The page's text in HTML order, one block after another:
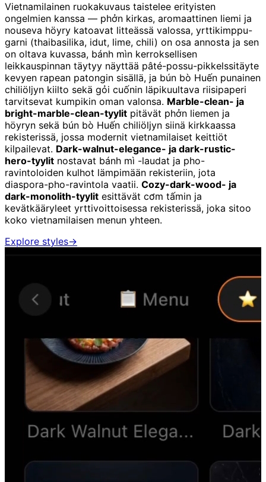
Vietnamilainen ruokakuvaus taistelee erityisten
ongelmien kanssa — phởn kirkas, aromaattinen liemi ja
nouseva höyry katoavat litteässä valossa, yrttikimppu-
garni (thaibasilika, idut, lime, chili) on osa annosta ja sen
on oltava kuvassa, bánh mìn kerroksellisen
leikkauspinnan täytyy näyttää pâté-possu-pikkelssitäyte
kevyen rapean patongin sisällä, ja bún bò Huến punainen
chiliöljyn kiilto sekä gỏi cuốnin läpikuultava riisipaperi
tarvitsevat kumpikin oman valonsa. Marble-clean- ja
bright-marble-clean-tyylit pitävät phởn liemen ja
höyryn sekä bún bò Huến chiliöljyn siinä kirkkaassa
rekisterissä, jossa modernit vietnamilaiset keittiöt
kilpailevat. Dark-walnut-elegance- ja dark-rustic-
hero-tyylit nostavat bánh mì -laudat ja pho-
ravintoloiden kulhot lämpimään rekisteriin, jota
diaspora-pho-ravintola vaatii. Cozy-dark-wood- ja
dark-monolith-tyylit esittävät cơm tấmin ja
kevätkääryleet yrttivoittoisessa rekisterissä, joka sitoo
koko vietnamilaisen menun yhteen.
Explore styles→